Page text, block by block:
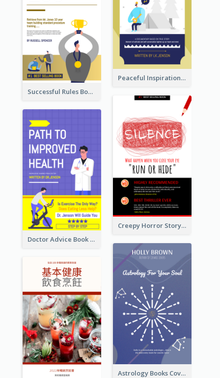
Peaceful Inspirational Camping Book Cover
Successful Rules Book Cover Design
Creepy Horror Story Book Cover Design
Doctor Advice Book Cover Design
Astrology Books Cover Design